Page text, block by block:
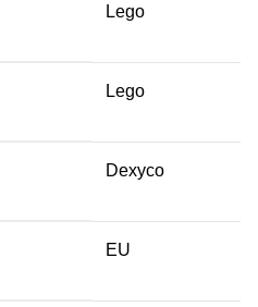
Lego
Lego
Dexyco
EU